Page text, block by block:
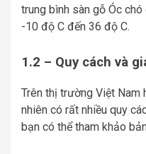
trung bình sàn gỗ Óc
-10 độ C đến 36 độ C.
1.2 – Quy cách và
Trên thị trường Việt Nam
nhiên có rất nhiều quy
bạn có thể tham khảo